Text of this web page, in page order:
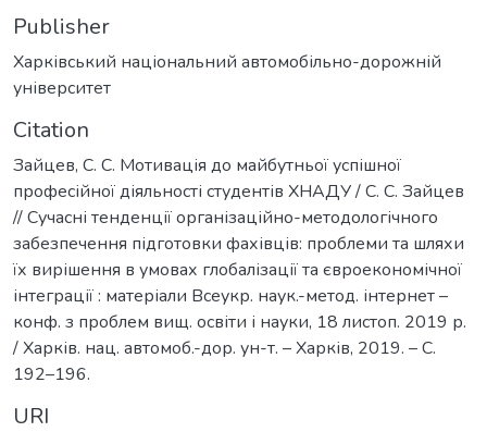
Publisher
Харківський національний автомобільно-дорожній
університет
Citation
Зайцев, С. С. Мотивація до майбутньої успішної
професійної діяльності студентів ХНАДУ / С. С. Зайцев
// Сучасні тенденції організаційно-методологічного
забезпечення підготовки фахівців: проблеми та шляхи
їх вирішення в умовах глобалізації та євроекономічної
інтеграції : матеріали Всеукр. наук.-метод. інтернет –
конф. з проблем вищ. освіти і науки, 18 листоп. 2019 р.
/ Харків. нац. автомоб.-дор. ун-т. – Харків, 2019. – С.
192–196.
URI